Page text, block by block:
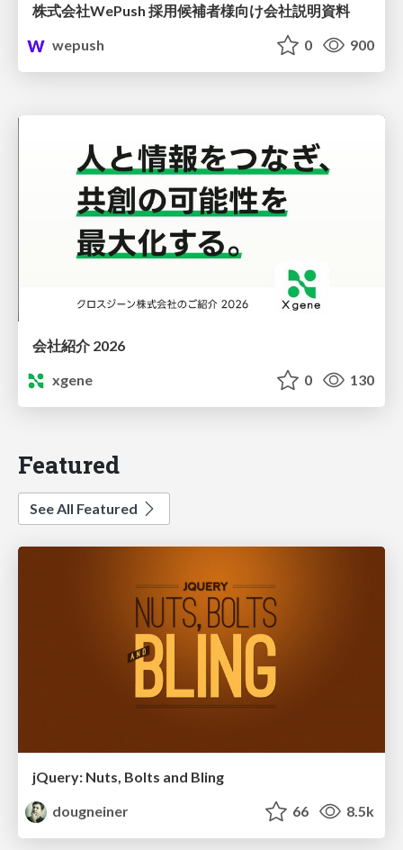
株式会社WePush 採用候補者様向け会社説明資料
wepush
0 900
会社紹介 2026
xgene
0 130
Featured
See All Featured
jQuery: Nuts, Bolts and Bling
dougneiner
66 8.5k